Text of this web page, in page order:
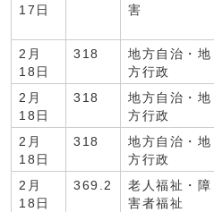
17日
害
2月
18日
318
地方自治・地
方行政
2月
18日
318
地方自治・地
方行政
2月
18日
318
地方自治・地
方行政
2月
18日
369.2
老人福祉・障
害者福祉